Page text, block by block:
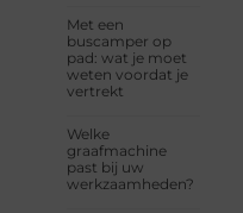
Met een
buscamper op
pad: wat je moet
weten voordat je
vertrekt
Welke
graafmachine
past bij uw
werkzaamheden?